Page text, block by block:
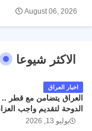
August 06, 2026
الاكثر شيوعا
اخبار العراق
العراق يتضامن مع قطر ..
الدوحة لتقديم واجب
يوليو 13, 2026